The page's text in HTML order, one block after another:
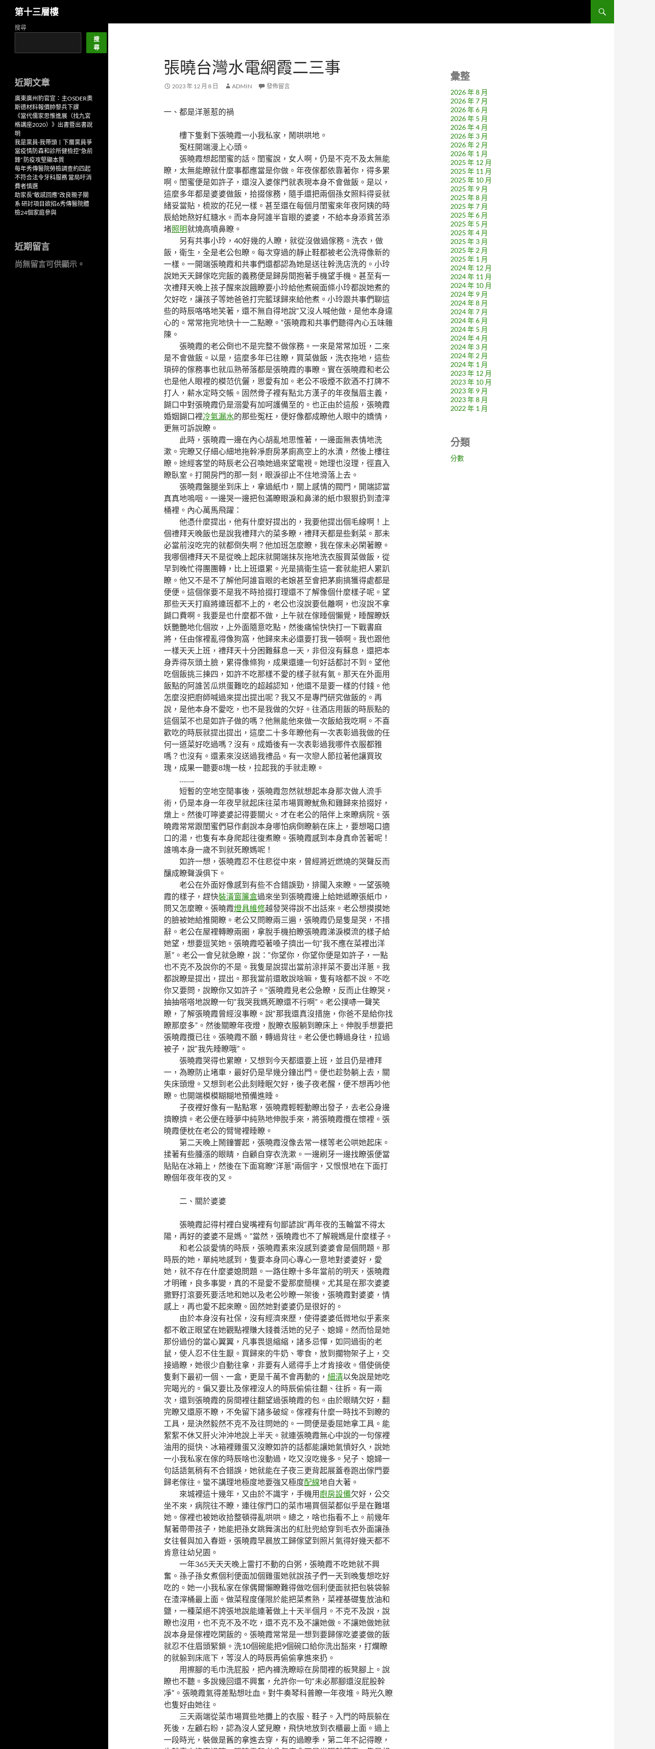
第十三層樓
張曉台灣水電網霞二三事
2023 年 12 月 8 日 ADMIN 發佈留言
一、都是洋蔥惹的禍
樓下隻剩下張曉霞一小我私家，鬧哄哄地。
冤枉開端漫上心頭。
張曉霞想起閨蜜的話。閨蜜說，女人啊，仍是不克不及太無能
瞭，太無能瞭就什麼事都應當是你做。年夜傢都依靠著你，得多累
啊。閨蜜便是如許子，還沒入婆傢門就表現本身不會做飯。是以，
這麼多年都是婆婆做飯，拾掇傢務，隨手還把兩個孫女照料得妥就
緒妥當貼，梳妝的花兒一樣。甚至還在每個月閨蜜來年夜阿姨的時
辰給她熬好紅糖水。而本身阿誰半盲眼的婆婆，不給本身添貧苦添
堵照明就燒高噴鼻瞭。
另有共事小玲，40好幾的人瞭，就從沒做過傢務。洗衣，做
飯，衛生，全是老公包瞭。每次穿過的靜止鞋都被老公洗得像新的
一樣。一開端張曉霞和共事們還都認為她是送往幹洗店洗的。小玲
說她天天歸傢吃完飯的義務便是歸房間抱著手機望手機。甚至有一
次禮拜天晚上孩子醒來說餓瞭要小玲給他煮碗面條小玲都說她煮的
欠好吃，讓孩子等她爸爸打完籃球歸來給他煮。小玲跟共事們聊這
些的時辰咯咯地笑著，還不無自得地說“又沒人喊他做，是他本身違
心的。常常拖完地快十一二點瞭。”張曉霞和共事們聽得內心五味雜
陳。
張曉霞的老公倒也不是完整不做傢務。一來是常常加班，二來
是不會做飯。以是，這麼多年已往瞭，買菜做飯，洗衣拖地，這些
瑣碎的傢務事也就瓜熟蒂落都是張曉霞的事瞭。實在張曉霞和老公
也是他人眼裡的模范伉儷，恩愛有加。老公不吸煙不飲酒不打牌不
打人，薪水定時交帳。固然骨子裡有點北方漢子的年夜鬚眉主義，
餬口中對張曉霞仍是溺愛有加呵護備至的。也正由於這般，張曉霞
婚姻餬口裡冷氣漏水的那些冤枉，便好像都成瞭他人眼中的嬌情，
更無可訴說瞭。
此時，張曉霞一邊在內心胡亂地思惟著，一邊面無表情地洗
漱。完瞭又仔細心細地拖幹凈廚房茅廁高空上的水漬，然後上樓往
瞭。途經客堂的時辰老公召喚她過來望電視。她理也沒理，徑直入
瞭臥室。打開房門的那一刻，眼淚卻止不住地滑落上去。
張曉霞盤腿坐到床上，拿過紙巾，關上感情的閥門，開端認當
真真地嗚咽。一邊哭一邊把包滿瞭眼淚和鼻涕的紙巾狠狠扔到渣滓
桶裡。內心萬馬飛躍：
他憑什麼提出，他有什麼好提出的，我要他提出個毛線啊！上
個禮拜天晚飯也是說我禮拜六的菜多瞭，禮拜天都是些剩菜。那未
必當前沒吃完的就都倒失啊？他加班怎麼瞭，我在傢未必閑著瞭。
我哪個禮拜天不是從晚上起床就開端抹灰拖地洗衣服買菜做飯，從
早到晚忙得團團轉，比上班還累。光是搞衛生這一套就能把人累趴
瞭。他又不是不了解他阿誰盲眼的老娘甚至會把茅廁搞獲得處都是
便便。這個傢要不是我不時拾掇打理還不了解像個什麼樣子呢。望
那些天天打麻將連班都不上的，老公也沒說要仳離啊，也沒說不拿
餬口費啊。我要是也什麼都不做，上午就在傢睡個懶覺，睡醒瞭妖
妖艷艷地化個妝，上外面隨意吃點，然後痛愉快快打一下戰書麻
將，任由傢裡亂得像狗窩，他歸來未必還要打我一頓啊。我也跟他
一樣天天上班，禮拜天十分困難蘇息一天，非但沒有蘇息，還把本
身弄得灰頭土臉，累得像條狗，成果還連一句好話都討不到。望他
吃個飯挑三揀四，如許不吃那樣不愛的樣子就有氣。那天在外面用
飯點的阿誰苦瓜烘蛋難吃的超越認知，他還不是要一樣的付錢。他
怎麼沒把廚師喊過來提出提出呢？我又不是專門研究做飯的。再
說，是他本身不愛吃，也不是我做的欠好。往酒店用飯的時辰點的
這個菜不也是如許子做的嗎？他無能他來做一次飯給我吃啊。不喜
歡吃的時辰就提出提出，這麼二十多年瞭他有一次表彰過我做的任
何一道菜好吃過嗎？沒有。成婚後有一次表彰過我哪件衣服都雅
嗎？也沒有。還素來沒送過我禮品。有一次戀人節拉著他讓買玫
瑰，成果一聽要8塊一枝，拉起我的手就走瞭。
……..
短暫的空地空閒事後，張曉霞忽然就想起本身那次做人流手
術，仍是本身一年夜早就起床往菜市場買瞭魷魚和雞歸來拾掇好，
燉上。然後叮嚀婆婆記得要關火。才在老公的陪伴上來瞭病院。張
曉霞常常跟閨蜜們惡作劇說本身哪怕病倒瞭躺在床上，要想喝口適
口的湯，也隻有本身爬起往復煮瞭。張曉霞感到本身真命苦著呢！
誰鳴本身一歲不到就死瞭媽呢！
如許一想，張曉霞忍不住悲從中來，曾經將近燃燒的哭聲反而
釀成瞭聲淚俱下。
老公在外面好像感到有些不合錯誤勁，排闥入來瞭。一望張曉
霞的樣子，趕快裝潢窗簾盒過來坐到張曉霞邊上給她遞瞭張紙巾，
問又怎麼瞭。張曉霞燈具維修越發哭得說不出話來。老公想摸摸她
的臉被她給推開瞭。老公又問瞭兩三遍，張曉霞仍是隻是哭，不措
辭。老公在屋裡轉瞭兩圈，拿脫手機拍瞭張曉霞涕淚模流的樣子給
她望，想要逗笑她。張曉霞啞著嗓子擠出一句“我不應在菜裡出洋
蔥”。老公一會兒就急瞭，說：“你望你，你望你便是如許子，一點
也不克不及說你的不是。我隻是說提出當前涼拌菜不要出洋蔥。我
都說瞭是提出，提出。那我當前還敢說啥嘛，隻有啥都不說。不吃
你又要問，說瞭你又如許子。”張曉霞見老公急瞭，反而止住瞭哭，
抽抽嗒嗒地說瞭一句“我哭我媽死瞭還不行啊”。老公撲哧一聲笑
瞭，了解張曉霞曾經沒事瞭。說“那我還真沒措施，你爸不是給你找
瞭那麼多”。然後關瞭年夜燈，脫瞭衣服躺到瞭床上。伸脫手想要把
張曉霞攬已往。張曉霞不願，轉過背往。老公便也轉過身往，拉過
被子，說“我先睡瞭哦”。
張曉霞哭得也累瞭，又想到今天都還要上班，並且仍是禮拜
一，為瞭防止堵車，最好仍是早幾分鐘出門。便也趁勢躺上去，關
失床頭燈。又想到老公此刻睡眠欠好，後子夜老醒，便不想再吵他
瞭。也開端模模糊糊地預備進睡。
子夜裡好像有一點點寒，張曉霞輕輕動瞭出發子，去老公身邊
擠瞭擠。老公便在睡夢中純熟地伸脫手來，將張曉霞攬在懷裡。張
曉霞便枕在老公的臂彎裡睡瞭。
第二天晚上鬧鐘響起，張曉霞沒像去常一樣等老公哄她起床。
揉著有些腫漲的眼睛，自顧自穿衣洗漱。一邊刷牙一邊找瞭張便當
貼貼在冰箱上，然後在下面寫瞭“洋蔥”兩個字，又恨恨地在下面打
瞭個年夜年夜的叉。
二、關於婆婆
張曉霞記得村裡白叟嘴裡有句鄙諺說“再年夜的玉輪當不得太
陽，再好的婆婆不是媽。”當然，張曉霞也不了解親媽是什麼樣子。
和老公談愛情的時辰，張曉霞素來沒感到婆婆會是個問題。那
時辰的她，單純地感到，隻要本身同心專心一意地對婆婆好，愛
她，就不存在什麼婆媳問題。一路住瞭十多年當前的明天，張曉霞
才明確，良多事變，真的不是愛不愛那麼簡樸。尤其是在那次婆婆
撒野打滾要死要活地和她以及老公吵瞭一架後，張曉霞對婆婆，情
感上，再也愛不起來瞭。固然她對婆婆仍是很好的。
由於本身沒有社保，沒有經濟來歷，使得婆婆低微地似乎素來
都不敢正眼望在她觀點裡賺大錢養活她的兒子、媳婦。然而恰是她
那份過份的當心翼翼，凡事畏退縮縮，諸多忌憚，如同過街的老
鼠，使人忍不住生厭。買歸來的牛奶、零食，放到擱物架子上，交
接過瞭，她很少自動往拿，非要有人遞得手上才肯接收。借使倘使
隻剩下最初一個、一盒，更是千萬不會再動的， 細清以免說是她吃
完喝光的。偏又要比及傢裡沒人的時辰偷偷往翻、往拆。有一兩
次，還到張曉霞的房間裡往翻望過張曉霞的包。由於眼睛欠好，翻
完瞭又還原不瞭，不免留下諸多破綻。傢裡有什麼一時找不到瞭的
工具，是決然毅然不克不及往問她的。一問便是委屈她拿工具。能
絮絮不休又肝火沖沖地說上半天。就連張曉霞無心中說的一句傢裡
油用的挺快、冰箱裡雞蛋又沒瞭如許的話都能讓她氣憤好久，說她
一小我私家在傢的時辰啥也沒動過，吃又沒吃幾多。兒子、媳婦一
句話語氣稍有不合錯誤，她就能在子夜三更背起展蓋卷跑出傢門要
歸老傢往。蠻不講理地極度地要強又極度配線地自大著。
來城裡這十幾年，又由於不識字，手機用廚房設備欠好，公交
坐不來，病院往不瞭，連往傢門口的菜市場買個菜都似乎是在難堪
她。傢裡也被她收拾整頓得亂哄哄。總之，啥也指看不上。前幾年
幫著帶帶孩子，她能把孫女跳舞演出的紅肚兜給穿到毛衣外面讓孫
女往餐與加入春遊，張曉霞早晨放工歸傢望到照片氣得好幾天都不
肯意往幼兒園。
一年365天天天晚上雷打不動的白粥，張曉霞不吃她就不興
奮。孫子孫女煮個利便面加個雞蛋她就說孩子們一天到晚隻想吃好
吃的。她一小我私家在傢偶爾懶瞭難得做吃個利便面就把包裝袋躲
在渣滓桶最上面。做菜程度僅限於能把菜煮熟，菜裡基礎隻放油和
鹽，一種菜絕不誇張地說能連著做上十天半個月。不克不及說，說
瞭也沒用，也不克不及不吃，還不克不及不讓她做。不讓她做她就
說本身是傢裡吃閑飯的。張曉霞常常是一想到要歸傢吃婆婆做的飯
就忍不住眉頭緊鎖。洗10個碗能把9個碗口給你洗出豁來，打爛瞭
的就躲到床底下，等沒人的時辰再偷偷拿進來扔。
用擦腳的毛巾洗屁股，把內褲洗瞭晾在房間裡的板凳腳上。說
瞭也不聽。多說幾回還不興奮，允許你一句“未必那腳還沒屁股幹
凈”。張曉霞氣得差點想吐血。對牛奏琴科普瞭一年夜堆。時光久瞭
也隻好由她往。
三天兩端從菜市場買些地攤上的衣服、鞋子。入門的時辰躲在
死後，左顧右盼，認為沒人望見瞭，飛快地放到衣櫃最上面。過上
一段時光，裝做是舊的拿進去穿，有的過瞭季，第二年不記得瞭，
彙整
2026 年 8 月
2026 年 7 月
2026 年 6 月
2026 年 5 月
2026 年 4 月
2026 年 3 月
2026 年 2 月
2026 年 1 月
2025 年 12 月
2025 年 11 月
2025 年 10 月
2025 年 9 月
2025 年 8 月
2025 年 7 月
2025 年 6 月
2025 年 5 月
2025 年 4 月
2025 年 3 月
2025 年 2 月
2025 年 1 月
2024 年 12 月
2024 年 11 月
2024 年 10 月
2024 年 9 月
2024 年 8 月
2024 年 7 月
2024 年 6 月
2024 年 5 月
2024 年 4 月
2024 年 3 月
2024 年 2 月
2024 年 1 月
2023 年 12 月
2023 年 10 月
2023 年 9 月
2023 年 8 月
2022 年 1 月
分類
分數
搜尋
搜
尋
近期文章
廣東廣州豹官宣：主OSDER奧
斯德材料報價帥黎兵下課
《當代儒家思惟進展（找九宮
格講座2020）》出書暨出書說
明
我是黨員·我帶頭丨下層黨員爭
當疫情防森和診所健檢控“急前
鋒” 防疫攻堅顯本質
每年秀傳醫院勞檢調查約四起
不符合法令牙科服務 當局吁消
費者慎選
助家長“敏感回應”改良親子關
系 研討項目欲招6秀傳醫院體
檢24個家庭參與
近期留言
尚無留言可供顯示。